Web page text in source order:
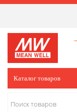
Каталог товаров